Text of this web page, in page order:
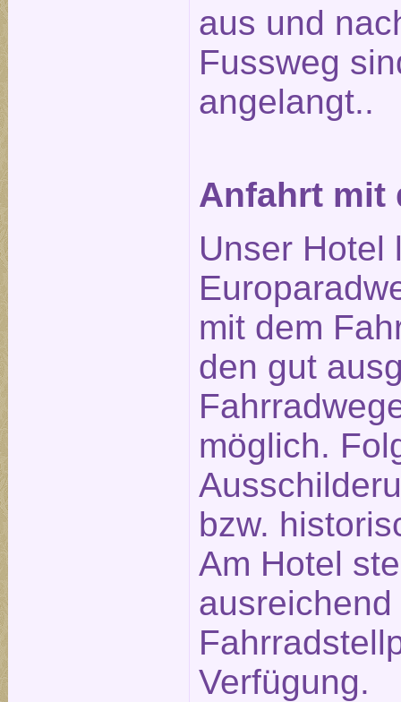
aus und
Fussweg
angelangt..
Anfahrt mit
Unser Hotel
mit dem
den gut
möglich.
bzw.
Am Hotel
Verfügung.